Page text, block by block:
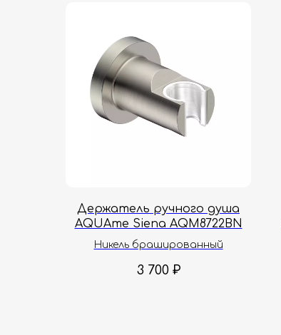
Держатель ручного душа
AQUAme Siena AQM8722BN
Никель брашированный
3 700 ₽